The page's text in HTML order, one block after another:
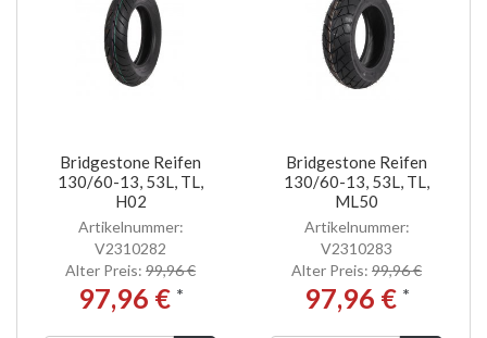
Bridgestone Reifen
130/60-13, 53L, TL,
H02
Artikelnummer:
V2310282
Alter Preis: 99,96 €
97,96 € *
Bridgestone Reifen
130/60-13, 53L, TL,
ML50
Artikelnummer:
V2310283
Alter Preis: 99,96 €
97,96 € *